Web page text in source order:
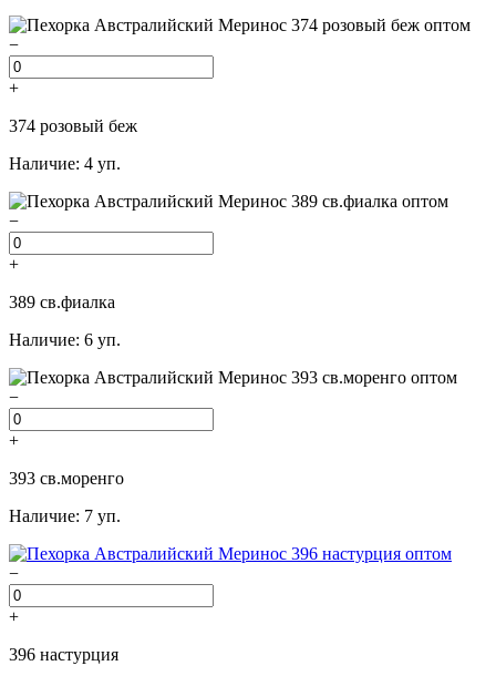
−
+
374 розовый беж
Наличие: 4 уп.
−
+
389 св.фиалка
Наличие: 6 уп.
−
+
393 св.моренго
Наличие: 7 уп.
−
+
396 настурция